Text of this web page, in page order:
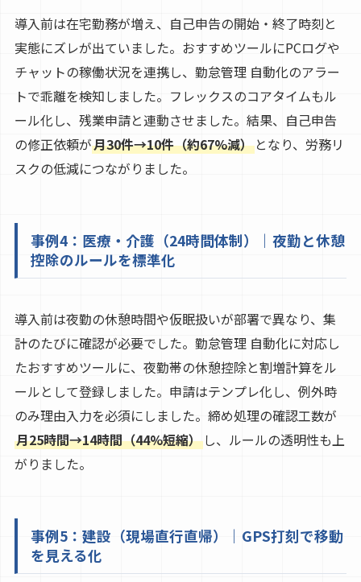
導入前は在宅勤務が増え、自己申告の開始・終了時刻と
実態にズレが出ていました。おすすめツールにPCログや
チャットの稼働状況を連携し、勤怠管理 自動化のアラー
トで乖離を検知しました。フレックスのコアタイムもル
ール化し、残業申請と連動させました。結果、自己申告
の修正依頼が月30件→10件（約67%減）となり、労務リ
スクの低減につながりました。
事例4：医療・介護（24時間体制）｜夜勤と休憩
控除のルールを標準化
導入前は夜勤の休憩時間や仮眠扱いが部署で異なり、集
計のたびに確認が必要でした。勤怠管理 自動化に対応し
たおすすめツールに、夜勤帯の休憩控除と割増計算をル
ールとして登録しました。申請はテンプレ化し、例外時
のみ理由入力を必須にしました。締め処理の確認工数が
月25時間→14時間（44%短縮）し、ルールの透明性も上
がりました。
事例5：建設（現場直行直帰）｜GPS打刻で移動
を見える化